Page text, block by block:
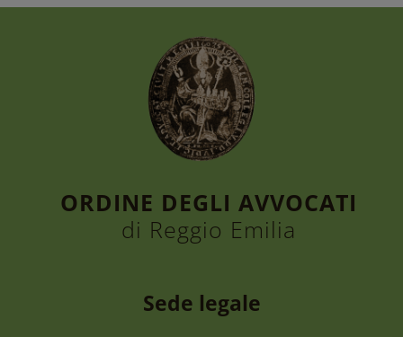
ORDINE DEGLI AVVOCATI
di Reggio Emilia
Sede legale